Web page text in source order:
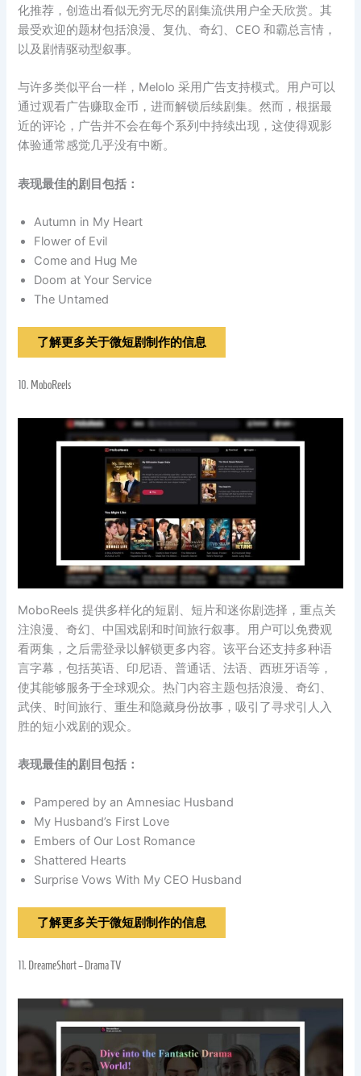
化推荐，创造出看似无穷无尽的剧集流供用户全天欣赏。其
最受欢迎的题材包括浪漫、复仇、奇幻、CEO 和霸总言情，
以及剧情驱动型叙事。
与许多类似平台一样，Melolo 采用广告支持模式。用户可以
通过观看广告赚取金币，进而解锁后续剧集。然而，根据最
近的评论，广告并不会在每个系列中持续出现，这使得观影
体验通常感觉几乎没有中断。
表现最佳的剧目包括：
Autumn in My Heart
Flower of Evil
Come and Hug Me
Doom at Your Service
The Untamed
了解更多关于微短剧制作的信息
10. MoboReels
MoboReels 提供多样化的短剧、短片和迷你剧选择，重点关
注浪漫、奇幻、中国戏剧和时间旅行叙事。用户可以免费观
看两集，之后需登录以解锁更多内容。该平台还支持多种语
言字幕，包括英语、印尼语、普通话、法语、西班牙语等，
使其能够服务于全球观众。热门内容主题包括浪漫、奇幻、
武侠、时间旅行、重生和隐藏身份故事，吸引了寻求引人入
胜的短小戏剧的观众。
表现最佳的剧目包括：
Pampered by an Amnesiac Husband
My Husband’s First Love
Embers of Our Lost Romance
Shattered Hearts
Surprise Vows With My CEO Husband
了解更多关于微短剧制作的信息
11. DreameShort – Drama TV